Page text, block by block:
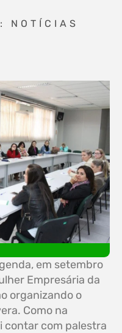
NOTÍCIAS
em setembro
Empresária da
organizando o
Como na
contar com palestra